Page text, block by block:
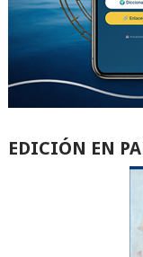
EDICIÓN EN